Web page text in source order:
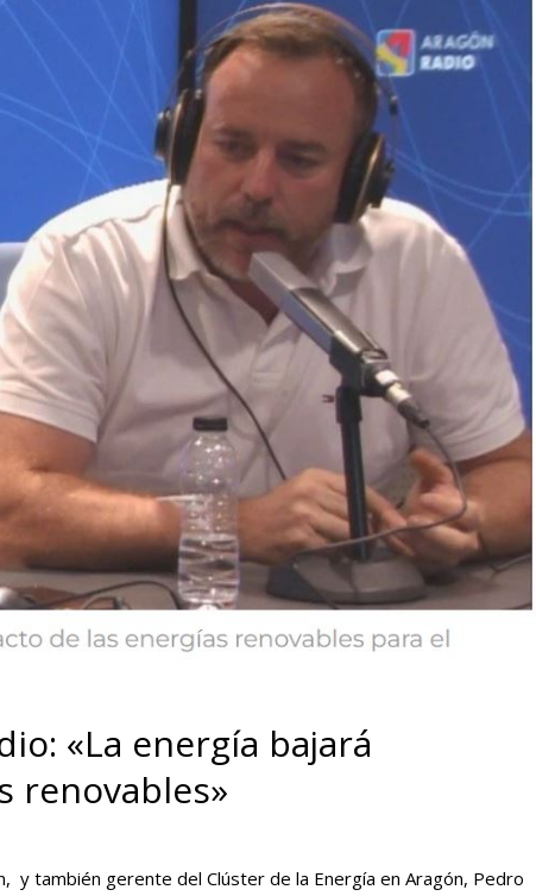
«La energía bajará
renovables»
y también gerente del Clúster de la Energía en Aragón, Pedro